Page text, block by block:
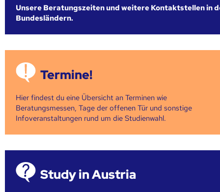
Unsere Beratungszeiten und weitere Kontaktstellen in
Bundesländern.
Termine!
Hier findest du eine Übersicht an Terminen wie
Beratungsmessen, Tage der offenen Tür und sonstige
Infoveranstaltungen rund um die Studienwahl.
Study in Austria